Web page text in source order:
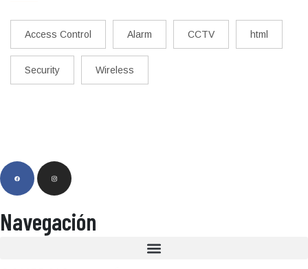
Access Control Alarm CCTV html
Security Wireless
Navegación